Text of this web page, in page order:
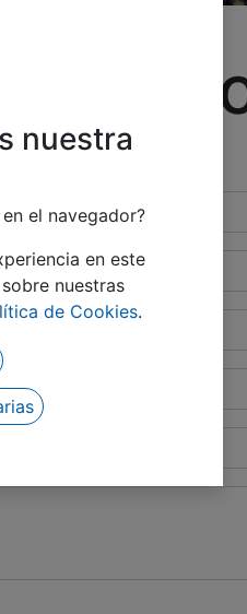
nuestra
el navegador?
en este
nuestras
de Cookies.